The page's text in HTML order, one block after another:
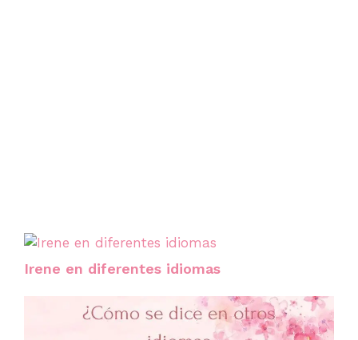
Irene en diferentes idiomas